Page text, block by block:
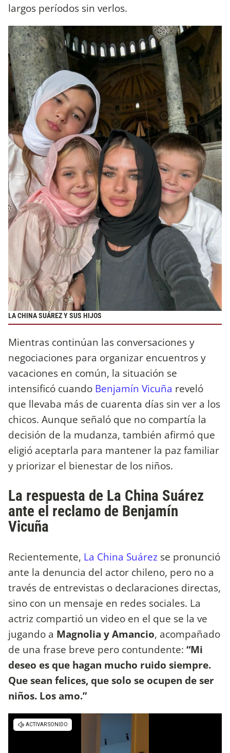
largos períodos sin verlos.
LA CHINA SUÁREZ Y SUS HIJOS
Mientras continúan las conversaciones y
negociaciones para organizar encuentros y
vacaciones en común, la situación se
intensificó cuando Benjamín Vicuña reveló
que llevaba más de cuarenta días sin ver a los
chicos. Aunque señaló que no compartía la
decisión de la mudanza, también afirmó que
eligió aceptarla para mantener la paz familiar
y priorizar el bienestar de los niños.
La respuesta de La China Suárez
ante el reclamo de Benjamín
Vicuña
Recientemente, La China Suárez se pronunció
ante la denuncia del actor chileno, pero no a
través de entrevistas o declaraciones directas,
sino con un mensaje en redes sociales. La
actriz compartió un video en el que se la ve
jugando a Magnolia y Amancio, acompañado
de una frase breve pero contundente: “Mi
deseo es que hagan mucho ruido siempre.
Que sean felices, que solo se ocupen de ser
niños. Los amo.”